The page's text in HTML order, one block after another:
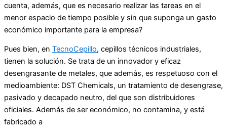
cuenta, además, que es necesario realizar las tareas en el
menor espacio de tiempo posible y sin que suponga un gasto
económico importante para la empresa?
Pues bien, en TecnoCepillo, cepillos técnicos industriales,
tienen la solución. Se trata de un innovador y eficaz
desengrasante de metales, que además, es respetuoso con el
medioambiente: DST Chemicals, un tratamiento de desengrase,
pasivado y decapado neutro, del que son distribuidores
oficiales. Además de ser económico, no contamina, y está
fabricado a